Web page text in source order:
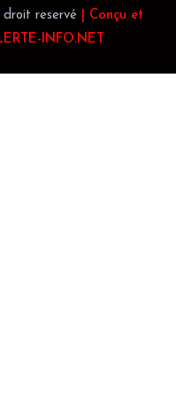
reservé
| Conçu et
INFO.NET